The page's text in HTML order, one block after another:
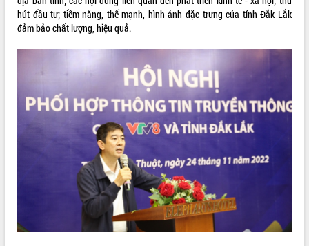
quan Đảng, Nhà nước
Lễ phát động chuỗi hoạt động chung
Xã Ea Kar bước chuyển mình trong
công tác cải cách hành chính mô hình
UBND tỉnh họp báo định kỳ tháng 4
năm 2026
Hội thảo khoa học “Giải pháp thúc đẩy
phát triển nền kinh tế xanh tại tỉnh
Tăng cường giám sát, đôn đốc thực
hiện nhiệm vụ quản lý tài sản công
Tháo gỡ những vướng mắc, đẩy mạnh
hút đầu tư; tiềm năng, thế mạnh, hình ảnh đặc trưng của tỉnh Đắk Lắk
đảm bảo chất lượng, hiệu quả.